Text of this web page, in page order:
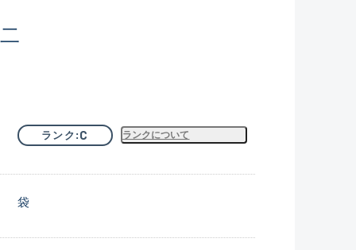
ランク C ランクについて
袋